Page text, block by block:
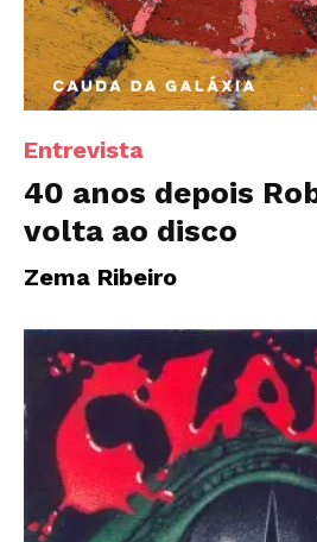
Entrevista
40 anos depois
volta ao disco
Zema Ribeiro